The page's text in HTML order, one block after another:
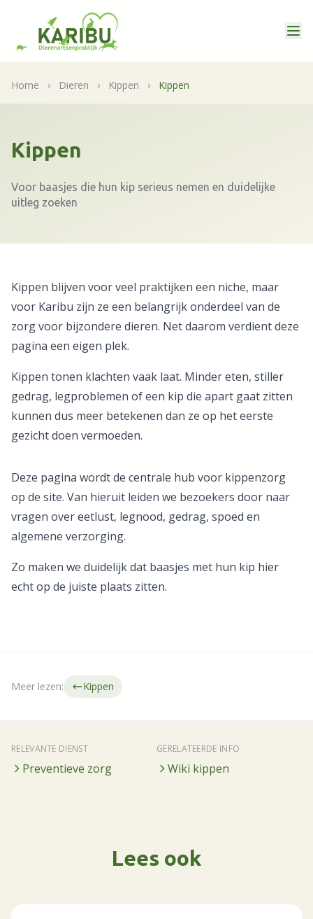
Home › Dieren › Kippen › Kippen
Kippen
Voor baasjes die hun kip serieus nemen en duidelijke
uitleg zoeken
Kippen blijven voor veel praktijken een niche, maar
voor Karibu zijn ze een belangrijk onderdeel van de
zorg voor bijzondere dieren. Net daarom verdient deze
pagina een eigen plek.
Kippen tonen klachten vaak laat. Minder eten, stiller
gedrag, legproblemen of een kip die apart gaat zitten
kunnen dus meer betekenen dan ze op het eerste
gezicht doen vermoeden.
Deze pagina wordt de centrale hub voor kippenzorg
op de site. Van hieruit leiden we bezoekers door naar
vragen over eetlust, legnood, gedrag, spoed en
algemene verzorging.
Zo maken we duidelijk dat baasjes met hun kip hier
echt op de juiste plaats zitten.
Meer lezen: Kippen
RELEVANTE DIENST
Preventieve zorg
GERELATEERDE INFO
Wiki kippen
Lees ook